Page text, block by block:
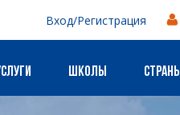
Вход/Регистрация
Школы Страны